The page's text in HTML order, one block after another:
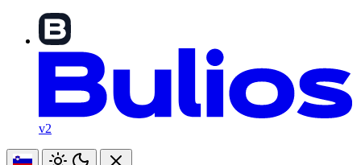
v2